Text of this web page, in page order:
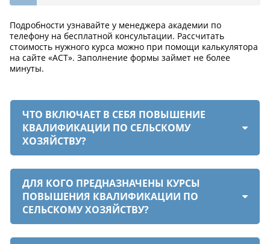
Подробности узнавайте у менеджера академии по
телефону на бесплатной консультации. Рассчитать
стоимость нужного курса можно при помощи калькулятора
на сайте «АСТ». Заполнение формы займет не более
минуты.
ЧТО ВКЛЮЧАЕТ В СЕБЯ ПОВЫШЕНИЕ
КВАЛИФИКАЦИИ ПО СЕЛЬСКОМУ
ХОЗЯЙСТВУ?
ДЛЯ КОГО ПРЕДНАЗНАЧЕНЫ КУРСЫ
ПОВЫШЕНИЯ КВАЛИФИКАЦИИ ПО
СЕЛЬСКОМУ ХОЗЯЙСТВУ?